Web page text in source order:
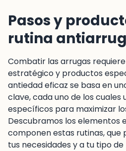
Pasos y
rutina
Combatir las arrugas
estratégico y productos
antiedad eficaz se basa en
clave, cada uno de los cuales
específicos para maximizar
Descubramos los elementos
componen estas rutinas, que
tus necesidades y a tu tipo de